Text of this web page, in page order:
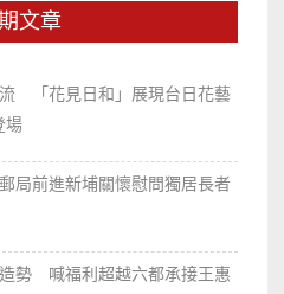
文章
「花見日和」展現台日花藝
場
局前進新埔關懷慰問獨居長者
勢 喊福利超越六都承接王惠